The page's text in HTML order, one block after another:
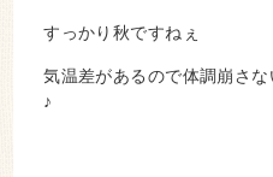
すっかり秋ですねぇ
気温差があるので体調崩さ
♪